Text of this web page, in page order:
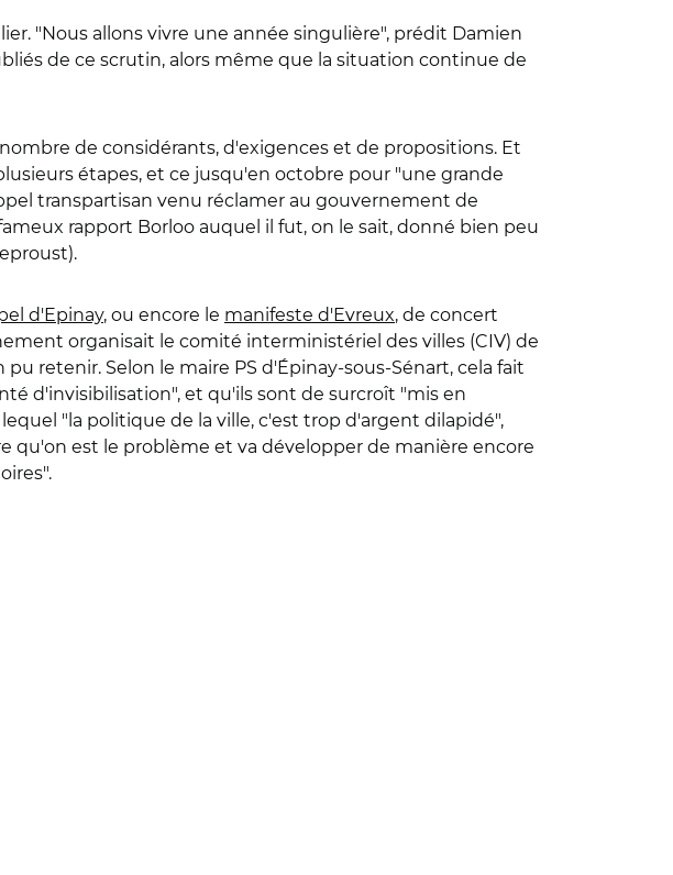
"Nous allons vivre une année singulière", prédit Damien
de ce scrutin, alors même que la situation continue de
de considérants, d'exigences et de propositions. Et
étapes, et ce jusqu'en octobre pour "une grande
transpartisan venu réclamer au gouvernement de
rapport Borloo auquel il fut, on le sait, donné bien peu
d'Epinay, ou encore le manifeste d'Evreux, de concert
organisait le comité interministériel des villes (CIV) de
retenir. Selon le maire PS d'Épinay-sous-Sénart, cela fait
d'invisibilisation", et qu'ils sont de surcroît "mis en
"la politique de la ville, c'est trop d'argent dilapidé",
est le problème et va développer de manière encore